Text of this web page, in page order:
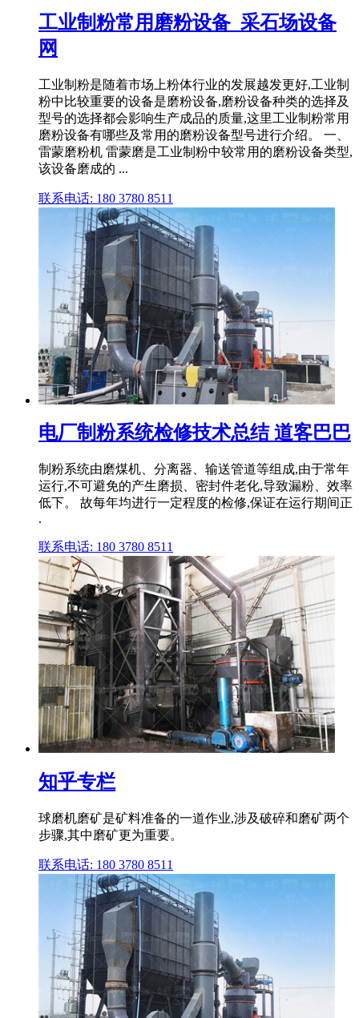
工业制粉常用磨粉设备_采石场设备
网
工业制粉是随着市场上粉体行业的发展越发更好,工业制
粉中比较重要的设备是磨粉设备,磨粉设备种类的选择及
型号的选择都会影响生产成品的质量,这里工业制粉常用
磨粉设备有哪些及常用的磨粉设备型号进行介绍。 一、
雷蒙磨粉机 雷蒙磨是工业制粉中较常用的磨粉设备类型,
该设备磨成的 ...
联系电话: 180 3780 8511
电厂制粉系统检修技术总结 道客巴巴
制粉系统由磨煤机、分离器、输送管道等组成,由于常年
运行,不可避免的产生磨损、密封件老化,导致漏粉、效率
低下。 故每年均进行一定程度的检修,保证在运行期间正
.
联系电话: 180 3780 8511
知乎专栏
球磨机磨矿是矿料准备的一道作业,涉及破碎和磨矿两个
步骤,其中磨矿更为重要。
联系电话: 180 3780 8511